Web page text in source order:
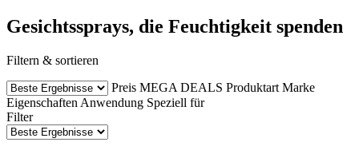
Gesichtssprays, die Feuchtigkeit spenden
Filtern & sortieren
Preis MEGA DEALS Produktart Marke
Eigenschaften Anwendung Speziell für
Filter